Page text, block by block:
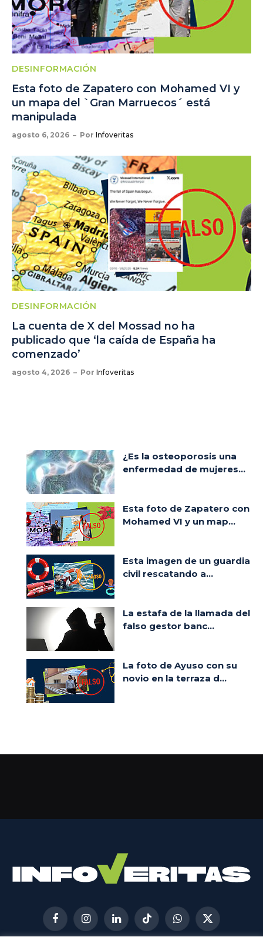
DESINFORMACIÓN
Esta foto de Zapatero con Mohamed VI y
un mapa del `Gran Marruecos´ está
manipulada
agosto 6, 2026 Por Infoveritas
DESINFORMACIÓN
La cuenta de X del Mossad no ha
publicado que ‘la caída de España ha
comenzado’
agosto 4, 2026 Por Infoveritas
¿Es la osteoporosis una
enfermedad de mujeres...
Esta foto de Zapatero con
Mohamed VI y un map...
Esta imagen de un guardia
civil rescatando a...
La estafa de la llamada del
falso gestor banc...
La foto de Ayuso con su
novio en la terraza d...
FacebookInstagramLinkedInTikTokWhatsApp
X
(Twitter)